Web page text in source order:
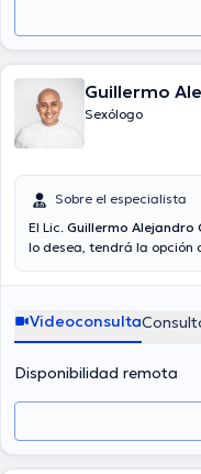
Guillermo
Sexólogo
Sobre el especialista
El Lic. Guillermo Alejandro
lo desea, tendrá la opción
de $180000. En su
Videoconsulta
Disponibilidad remota